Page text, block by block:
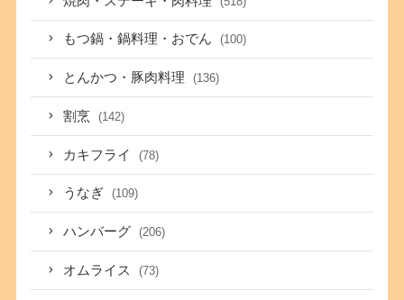
もつ鍋・鍋料理・おでん (100)
とんかつ・豚肉料理 (136)
割烹 (142)
カキフライ (78)
うなぎ (109)
ハンバーグ (206)
オムライス (73)